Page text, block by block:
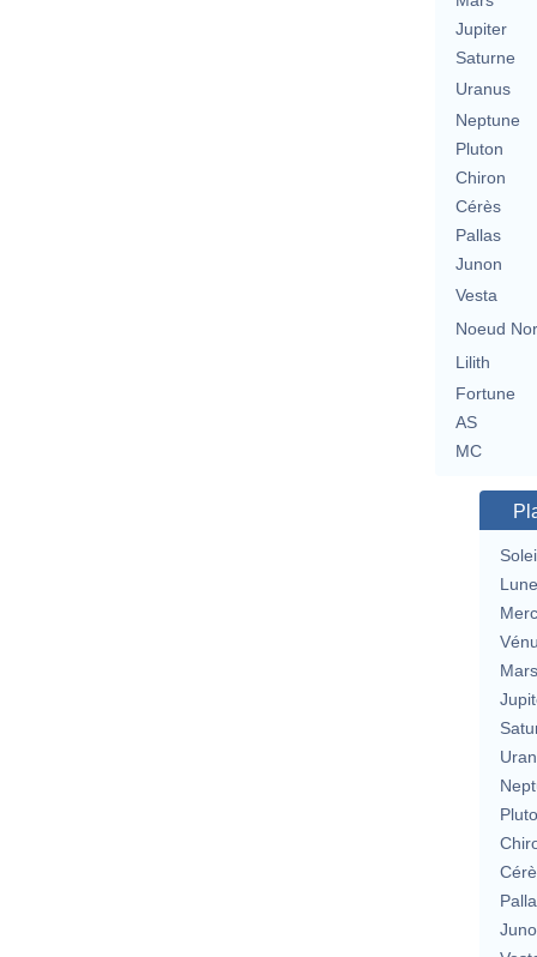
Jupiter
Saturne
Uranus
Neptune
Pluton
Chiron
Cérès
Pallas
Junon
Vesta
Noeud
Lilith
Fortune
AS
MC
Lune
Mars